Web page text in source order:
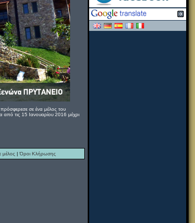
σε ένα μέλος του
από τις 15 Ιανουαρίου 2016 μέχρι
μέλος |Όροι Κλήρωσης